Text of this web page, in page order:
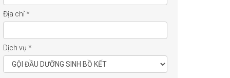
Địa chỉ*
Dịch vụ *